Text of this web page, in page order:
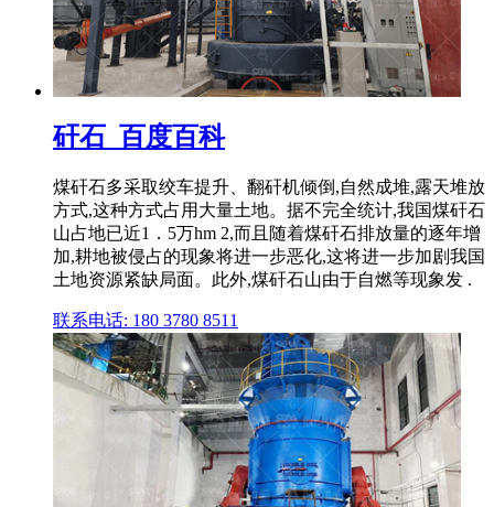
矸石_百度百科
煤矸石多采取绞车提升、翻矸机倾倒,自然成堆,露天堆放
方式,这种方式占用大量土地。据不完全统计,我国煤矸石
山占地已近1．5万hm 2,而且随着煤矸石排放量的逐年增
加,耕地被侵占的现象将进一步恶化,这将进一步加剧我国
土地资源紧缺局面。此外,煤矸石山由于自燃等现象发 .
联系电话: 180 3780 8511